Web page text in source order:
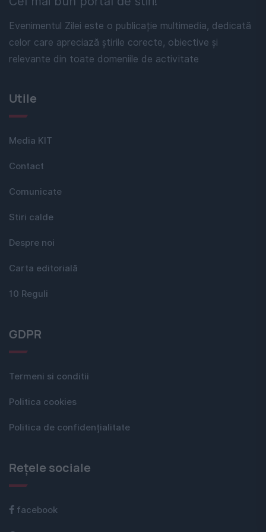
Evenimentul Zilei este o publicație multimedia, dedicată
celor care apreciază știrile corecte, obiective și
relevante din toate domeniile de activitate
Utile
Media KIT
Contact
Comunicate
Stiri calde
Despre noi
Carta editorială
10 Reguli
GDPR
Termeni si conditii
Politica cookies
Politica de confidențialitate
Rețele sociale
facebook